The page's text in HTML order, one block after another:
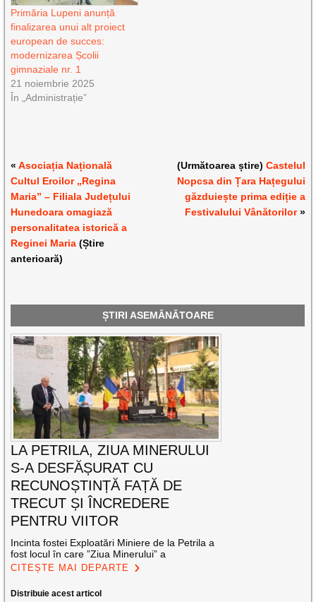
Primăria Lupeni anunță
finalizarea unui alt proiect
european de succes:
modernizarea Școlii
gimnaziale nr. 1
21 noiembrie 2025
În „Administrație”
«Asociația Națională
Cultul Eroilor „Regina
Maria” – Filiala Județului
Hunedoara omagiază
personalitatea istorică a
Reginei Maria (Știre
anterioară)
(Următoarea știre) Castelul
Nopcsa din Țara Hațegului
găzduiește prima ediție a
Festivalului Vânătorilor»
ȘTIRI ASEMĂNĂTOARE
LA PETRILA, ZIUA MINERULUI
S-A DESFĂȘURAT CU
RECUNOȘTINȚĂ FAȚĂ DE
TRECUT ȘI ÎNCREDERE
PENTRU VIITOR
Incinta fostei Exploatări Miniere de la Petrila a
fost locul în care ”Ziua Minerului” a
CITEȘTE MAI DEPARTE
Distribuie acest articol